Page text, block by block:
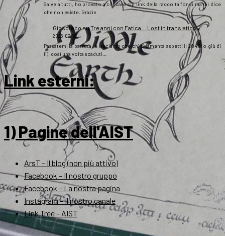
Salve a tutti, ho provato a cliccare sul link della raccolta fondi ma mi dice
che non esiste. Grazie
GipsotecosuTre anni con Fatica… Lost in translation
2026-07-10
Passatemi la battuta: e lasciamo che chi si lamenta aspetti il 2043 (o giù di
lì), così una volta scaduti…
Link esterni:
1) Pagine dell'AIST
ArsT – Il blog (non più attivo)
Facebook – Il nostro gruppo
Facebook – La nostra pagina
Instagram – Il nostro canale
Link Tree – AIST